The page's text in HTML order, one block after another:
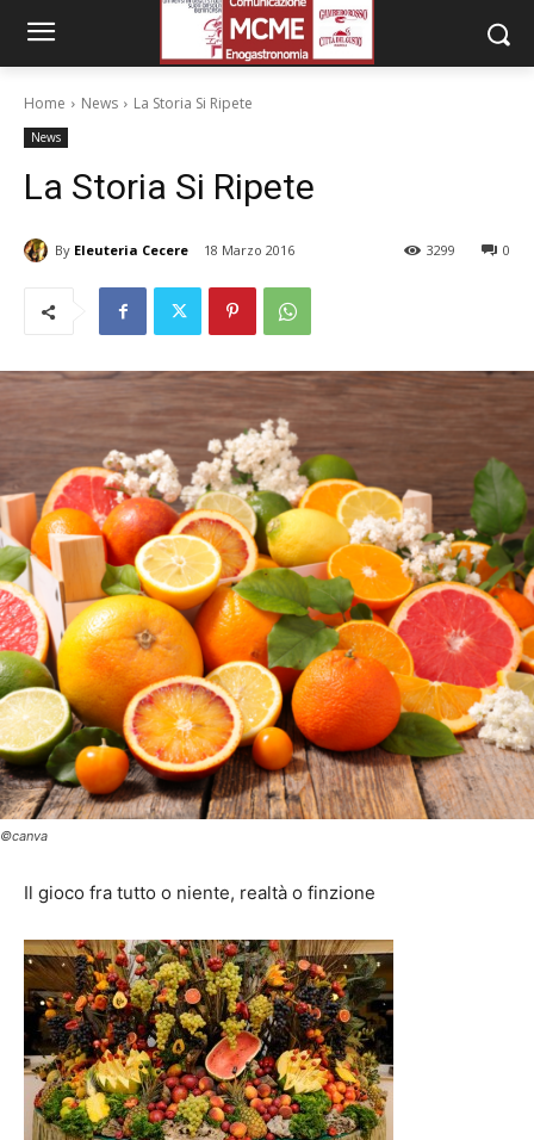
Home News La Storia Si Ripete
News
La Storia Si Ripete
By Eleuteria Cecere 18 Marzo 2016 0
3299
©canva
Il gioco fra tutto o niente, realtà o finzione